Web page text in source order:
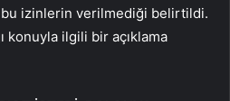
bu izinlerin verilmediği belirtildi.
konuyla ilgili bir açıklama